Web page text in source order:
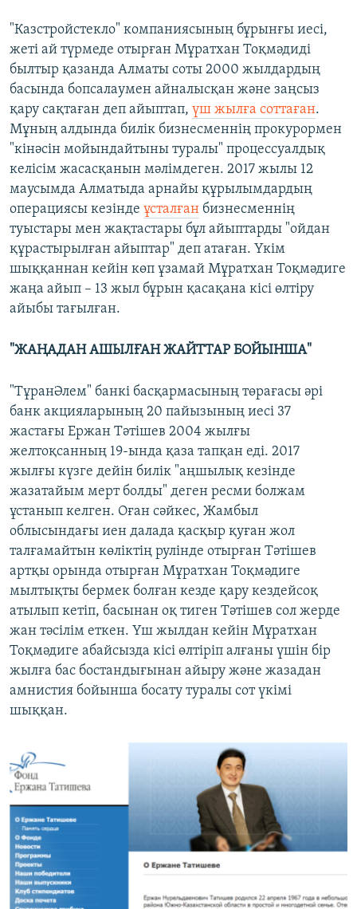
"Казстройстекло" компаниясының бұрынғы иесі,
жеті ай түрмеде отырған Мұратхан Тоқмәдиді
былтыр қазанда Алматы соты 2000 жылдардың
басында бопсалаумен айналысқан және заңсыз
қару сақтаған деп айыптап, үш жылға соттаған.
Мұның алдында билік бизнесменнің прокурормен
"кінәсін мойындайтыны туралы" процессуалдық
келісім жасасқанын мәлімдеген. 2017 жылы 12
маусымда Алматыда арнайы құрылымдардың
операциясы кезінде ұсталған бизнесменнің
туыстары мен жақтастары бұл айыптарды "ойдан
құрастырылған айыптар" деп атаған. Үкім
шыққаннан кейін көп ұзамай Мұратхан Тоқмәдиге
жаңа айып – 13 жыл бұрын қасақана кісі өлтіру
айыбы тағылған.
"ЖАҢАДАН АШЫЛҒАН ЖАЙТТАР БОЙЫНША"
"ТұранӘлем" банкі басқармасының төрағасы әрі
банк акцияларының 20 пайызының иесі 37
жастағы Ержан Тәтішев 2004 жылғы
желтоқсанның 19-ында қаза тапқан еді. 2017
жылғы күзге дейін билік "аңшылық кезінде
жазатайым мерт болды" деген ресми болжам
ұстанып келген. Оған сәйкес, Жамбыл
облысындағы иен далада қасқыр қуған жол
талғамайтын көліктің рулінде отырған Тәтішев
артқы орында отырған Мұратхан Тоқмәдиге
мылтықты бермек болған кезде қару кездейсоқ
атылып кетіп, басынан оқ тиген Тәтішев сол жерде
жан тәсілім еткен. Үш жылдан кейін Мұратхан
Тоқмәдиге абайсызда кісі өлтіріп алғаны үшін бір
жылға бас бостандығынан айыру және жазадан
амнистия бойынша босату туралы сот үкімі
шыққан.